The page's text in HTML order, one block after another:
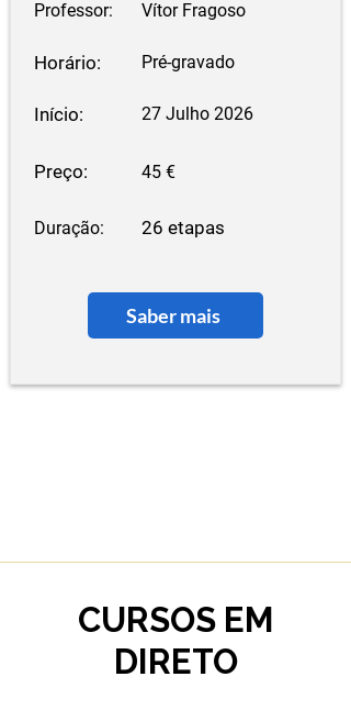
Professor:
Horário:
Início:
Preço:
Duração:
Vítor Fragoso
Pré-gravado
27 Julho 2026
45 €
26 etapas
Saber mais
CURSOS EM
DIRETO